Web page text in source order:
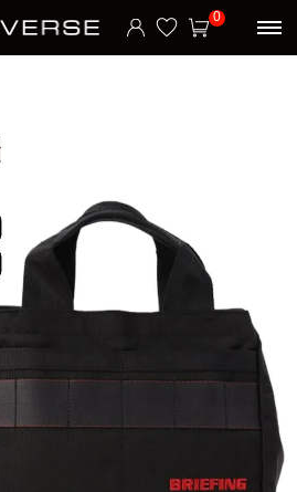
0
バッグ カートバッグ STANDARD SERIES